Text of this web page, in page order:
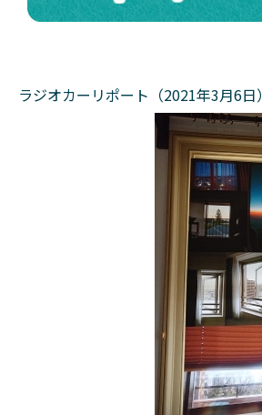
ラジオカーリポート（2021年3月6日）